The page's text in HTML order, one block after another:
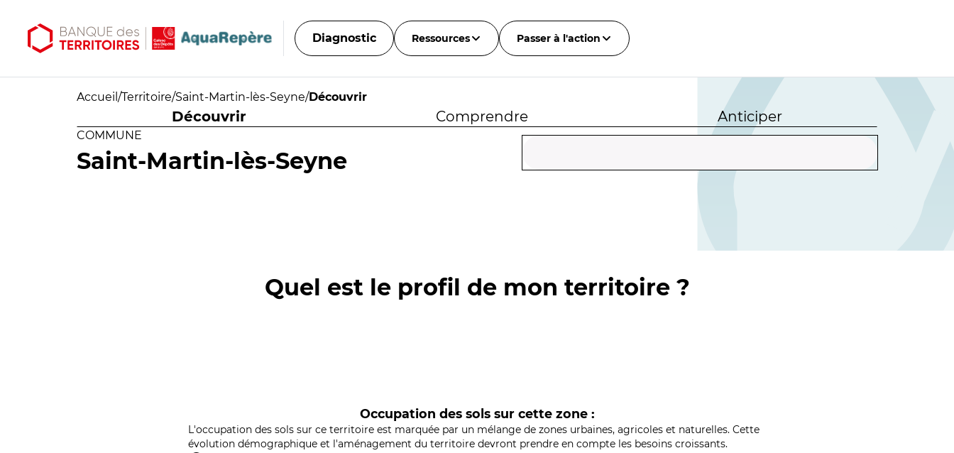
Diagnostic Ressources Passer à l'action
Accueil /Territoire/Saint-Martin-lès-Seyne/Découvrir
Découvrir Comprendre Anticiper
COMMUNE
Saint-Martin-lès-Seyne
Quel est le profil de mon territoire ?
Occupation des sols sur cette zone :
L'occupation des sols sur ce territoire est marquée par un mélange de zones urbaines, agricoles et naturelles. Cette
évolution démographique et l'aménagement du territoire devront prendre en compte les besoins croissants.